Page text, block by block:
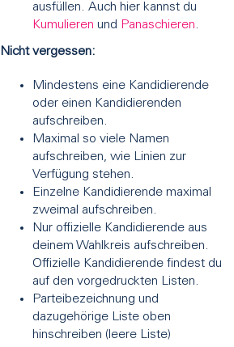
ausfüllen. Auch hier kannst du
Kumulieren und Panaschieren.
Nicht vergessen:
Mindestens eine Kandidierende
oder einen Kandidierenden
aufschreiben.
Maximal so viele Namen
aufschreiben, wie Linien zur
Verfügung stehen.
Einzelne Kandidierende maximal
zweimal aufschreiben.
Nur offizielle Kandidierende aus
deinem Wahlkreis aufschreiben.
Offizielle Kandidierende findest du
auf den vorgedruckten Listen.
Parteibezeichnung und
dazugehörige Liste oben
hinschreiben (leere Liste)